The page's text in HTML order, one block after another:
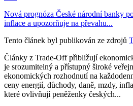
Nová prognóza České národní banky
inflace a upozorňuje na převahu...
Tento článek byl publikován ze zdrojů
Články z Trade-Off přibližují
je srozumitelný a přístupný široké
ekonomických rozhodnutí na
ceny energií, důchody, daně, mzdy,
které ovlivňují peněženky českých...